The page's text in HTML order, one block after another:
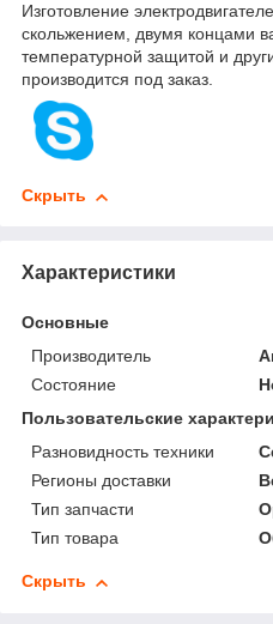
Изготовление
скольжением, двумя концами
температурной защитой и
производится под заказ.
Скрыть
Характеристики
Основные
Производитель
Состояние
Пользовательские
Разновидность техники
Регионы доставки
Тип запчасти
Тип товара
Скрыть